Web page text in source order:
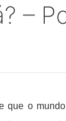
–
que o